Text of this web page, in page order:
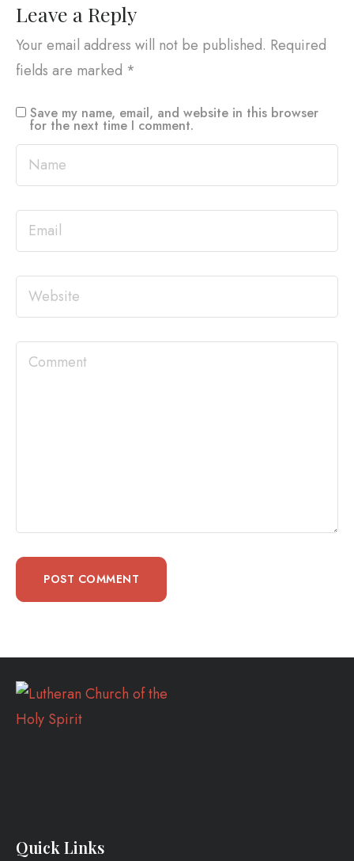
Leave a Reply
Your email address will not be published. Required
fields are marked *
Save my name, email, and website in this browser
for the next time I comment.
Quick Links